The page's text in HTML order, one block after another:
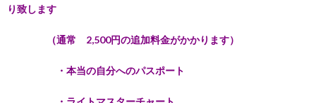
り致します
（通常 2,500円の追加料金がかかります）
・本当の自分へのパスポート